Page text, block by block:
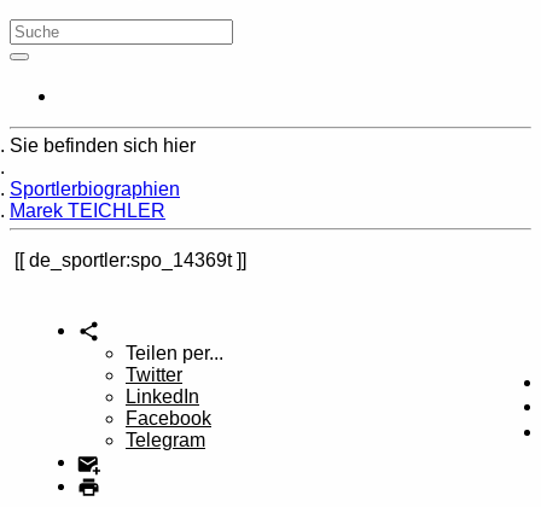
Sie befinden sich hier
Sportlerbiographien
Marek TEICHLER
de_sportler:spo_14369t
Teilen per...
Twitter
LinkedIn
Facebook
Telegram